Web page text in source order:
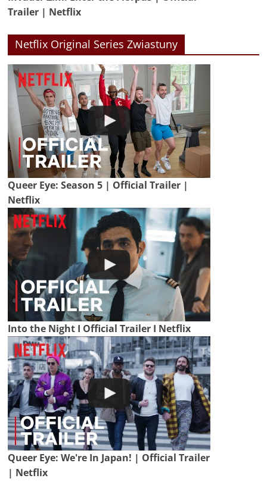
Trailer | Netflix
Netflix Original Series Zwiastuny
Queer Eye: Season 5 | Official Trailer |
Netflix
Into the Night I Official Trailer I Netflix
Queer Eye: We're In Japan! | Official Trailer
| Netflix